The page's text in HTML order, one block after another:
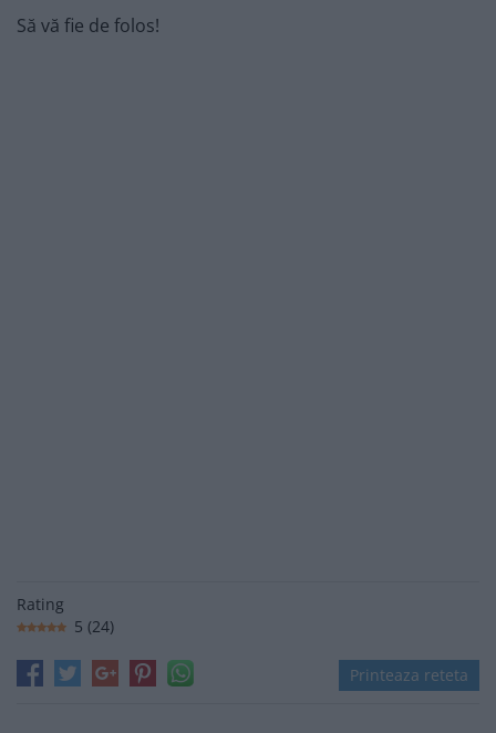
Să vă fie de folos!
Rating
5 (24)
Printeaza reteta